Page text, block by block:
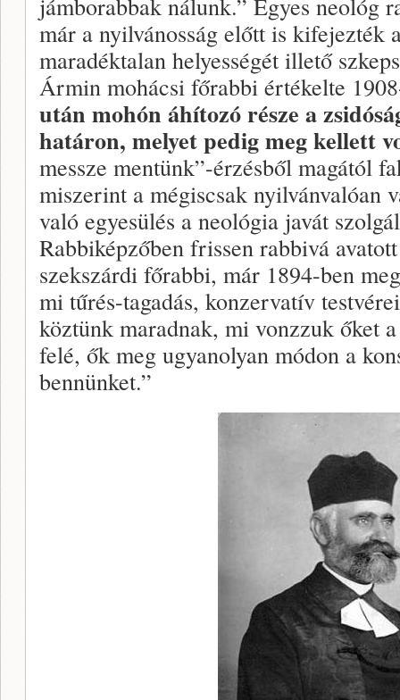
már a nyilvánosság előtt is kifejezték
maradéktalan helyességét illető
Ármin mohácsi főrabbi értékelte
után mohón áhítozó része a
határon, melyet pedig meg kellett
messze mentünk”-érzésből magától
miszerint a mégiscsak nyilvánvalóan
való egyesülés a neológia javát
Rabbiképzőben frissen rabbivá
szekszárdi főrabbi, már 1894-ben
mi tűrés-tagadás, konzervatív
köztünk maradnak, mi vonzzuk őket
felé, ők meg ugyanolyan módon a
bennünket.”